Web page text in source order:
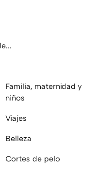
Familia, maternidad y
niños
Viajes
Belleza
Cortes de pelo